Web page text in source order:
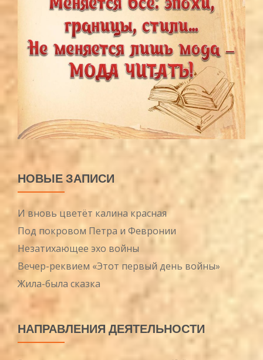
НОВЫЕ ЗАПИСИ
И вновь цветёт калина красная
Под покровом Петра и Февронии
Незатихающее эхо войны
Вечер-реквием «Этот первый день войны»
Жила-была сказка
НАПРАВЛЕНИЯ ДЕЯТЕЛЬНОСТИ